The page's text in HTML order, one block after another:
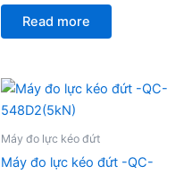
Rated
of
Read more
Máy đo lực kéo đứt
Máy đo lực kéo đứt -QC-